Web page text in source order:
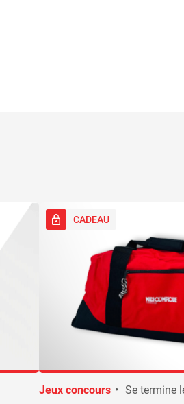
CADEAU
Jeux concours • Se termine